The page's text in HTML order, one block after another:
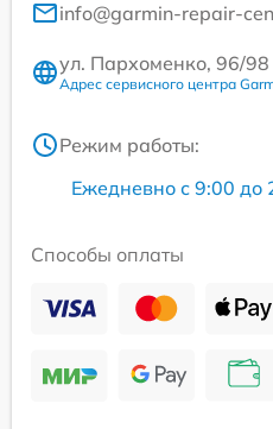
info@garmin-repair-
ул. Пархоменко, 96/98
Адрес сервисного центра
Режим работы:
Ежедневно с 9:00 до
Способы оплаты